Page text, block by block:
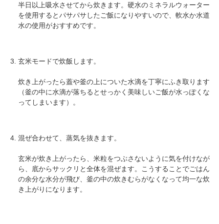
半日以上吸水させてから炊きます。硬水のミネラルウォーター
を使用するとパサパサしたご飯になりやすいので、軟水か水道
水の使用がおすすめです。
玄米モードで炊飯します。
炊き上がったら蓋や釜の上についた水滴を丁寧にふき取ります
（釜の中に水滴が落ちるとせっかく美味しいご飯が水っぽくな
ってしまいます）。
混ぜ合わせて、蒸気を抜きます。
玄米が炊き上がったら、米粒をつぶさないように気を付けなが
ら、底からサックリと全体を混ぜます。こうすることでごはん
の余分な水分が飛び、釜の中の炊きむらがなくなって均一な炊
き上がりになります。